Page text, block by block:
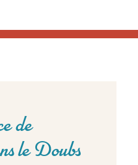
de
le Doubs